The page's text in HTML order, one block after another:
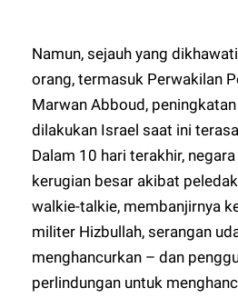
Namun, sejauh yang
orang, termasuk Perwakilan
Marwan Abboud,
dilakukan Israel saat ini
Dalam 10 hari terakhir,
kerugian besar akibat
walkie-talkie, membanjirnya
militer Hizbullah, serangan
menghancurkan – dan
perlindungan untuk